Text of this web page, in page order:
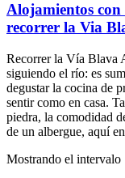
Alojamientos
recorrer la Via
Recorrer la Vía Blava
siguiendo el río: es
degustar la cocina de
sentir como en casa.
piedra, la comodidad
de un albergue, aquí
Mostrando el intervalo